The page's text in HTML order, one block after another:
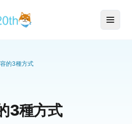
的3種方式
3種方式